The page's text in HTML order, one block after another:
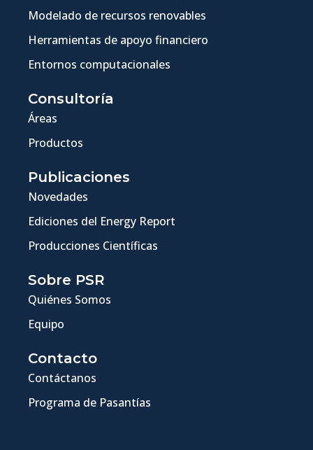
Modelado de recursos renovables
Herramientas de apoyo financiero
Entornos computacionales
Consultoría
Áreas
Productos
Publicaciones
Novedades
Ediciones del Energy Report
Producciones Científicas
Sobre PSR
Quiénes Somos
Equipo
Contacto
Contáctanos
Programa de Pasantías